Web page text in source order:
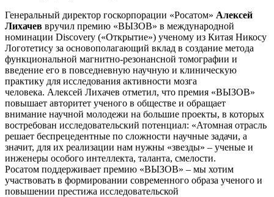
Генеральный директор госкорпорации «Росатом» Алексей
Лихачев вручил премию «ВЫЗОВ» в международной
номинации Discovery («Открытие») ученому из Китая Никосу
Логотетису за основополагающий вклад в создание метода
функциональной магнитно-резонансной томографии и
введение его в повседневную научную и клиническую
практику для исследования активности мозга
человека. Алексей Лихачев отметил, что премия «ВЫЗОВ»
повышает авторитет ученого в обществе и обращает
внимание научной молодежи на большие проекты, в которых
востребован исследовательский потенциал: «Атомная отрасль
решает беспрецедентные по сложности научные задачи, а
значит, для их реализации нам нужны «звезды» – ученые и
инженеры особого интеллекта, таланта, смелости.
Росатом поддерживает премию «ВЫЗОВ» – мы хотим
участвовать в формировании современного образа ученого и
повышении престижа исследовательской